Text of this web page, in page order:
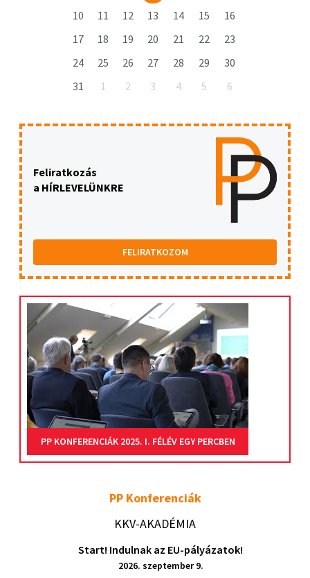
10
11 12 13 14 15
16
17
18 19 20 21 22
23
24
25 26 27 28 29
30
31
1 2 3 4 5 6
Feliratkozás
a HÍRLEVELÜNKRE
FELIRATKOZOM
PP KONFERENCIÁK 2025. I. FÉLÉV EGY PERCBEN
PP Konferenciák
KKV-AKADÉMIA
Start! Indulnak az EU-pályázatok!
2026. szeptember 9.